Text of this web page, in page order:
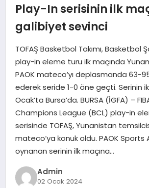
ASAYIŞ
EĞITIM
EKONOMI
SANAT
POLITIKA
YAŞAM
SPOR
Play-In serisinin ilk
galibiyet sevinci
TOFAŞ Basketbol Takımı, Basketbol
play-in eleme turu ilk maçında
PAOK mateco’yı deplasmanda 63-
ederek seride 1-0 öne geçti. Serinin
Ocak’ta Bursa’da. BURSA (İGFA) –
Champions League (BCL) play-in
serisinde TOFAŞ, Yunanistan
mateco’ya konuk oldu. PAOK Sports
oynanan serinin ilk maçına…
Admin
02 Ocak 2024